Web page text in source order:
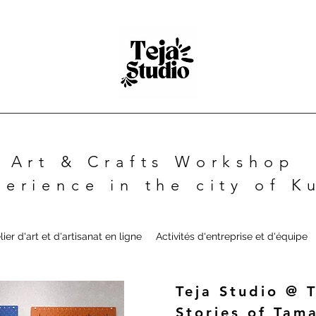
Art & Crafts Workshop
in the city of
d'art et d'artisanat en ligne Activités d'entreprise et d'équipe
Teja Studio @
Stories of